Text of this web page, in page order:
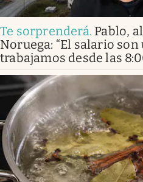
Te sorprenderá. Pablo,
Noruega: “El salario
trabajamos desde las